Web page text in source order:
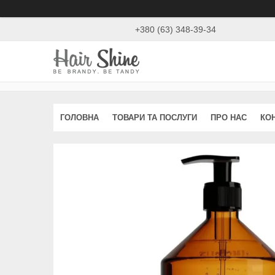
+380 (63) 348-39-34
ГОЛОВНА ТОВАРИ ТА ПОСЛУГИ ПРО НАС